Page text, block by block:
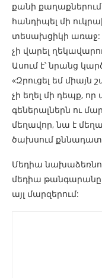
քանի
հանդիպել մի
տեսախցիկի առաջ:
չի վարել
Ասում է՝ նրանց
«Զրուցել եմ միայն
չի եղել մի դեպք, որ
գեներալներն ու
մեղավոր, նա է
ծախսում
Մեդիա
մեդիա թանգարանը
այլ մարզերում: